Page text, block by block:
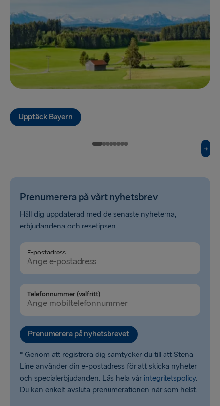
Holyhead → Dublin
Travemünde → Liepāja
Fishguard → Rosslare
Cairnryan → Belfast
Harwich → Hoek van Holland
Upptäck Bayern
Prenumerera på vårt nyhetsbrev
Håll dig uppdaterad med de senaste nyheterna,
erbjudandena och resetipsen.
E-postadress
Telefonnummer (valfritt)
Prenumerera på nyhetsbrevet
* Genom att registrera dig samtycker du till att Stena
Line använder din e-postadress för att skicka nyheter
och specialerbjudanden. Läs hela vår integritetspolicy.
Du kan enkelt avsluta prenumerationen när som helst.